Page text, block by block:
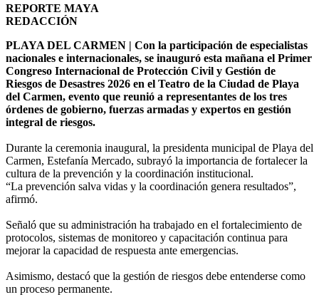
REPORTE MAYA
REDACCIÓN
PLAYA DEL CARMEN | Con la participación de especialistas
nacionales e internacionales, se inauguró esta mañana el Primer
Congreso Internacional de Protección Civil y Gestión de
Riesgos de Desastres 2026 en el Teatro de la Ciudad de Playa
del Carmen, evento que reunió a representantes de los tres
órdenes de gobierno, fuerzas armadas y expertos en gestión
integral de riesgos.
Durante la ceremonia inaugural, la presidenta municipal de Playa del
Carmen, Estefanía Mercado, subrayó la importancia de fortalecer la
cultura de la prevención y la coordinación institucional.
“La prevención salva vidas y la coordinación genera resultados”,
afirmó.
Señaló que su administración ha trabajado en el fortalecimiento de
protocolos, sistemas de monitoreo y capacitación continua para
mejorar la capacidad de respuesta ante emergencias.
Asimismo, destacó que la gestión de riesgos debe entenderse como
un proceso permanente.